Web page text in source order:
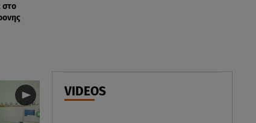
07.08.26 , 17:13
Τροχαίο Σέρρες: «Έχασα τη
σύζυγο και το παιδί μου. Τα
VIDEOS
στο